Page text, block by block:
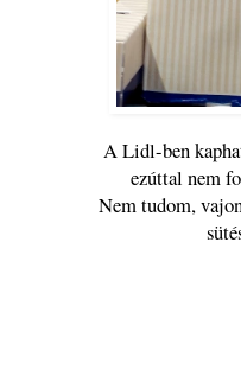
A Lidl-ben
ezúttal nem
Nem tudom,